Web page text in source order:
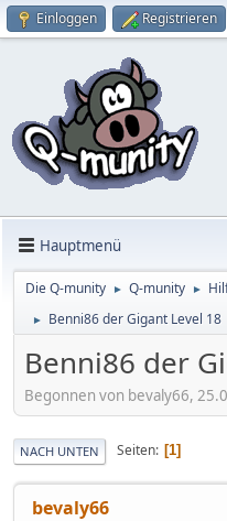
Einloggen Registrieren
Hauptmenü
Die Q-munity ► Q-munity ►
► Benni86 der Gigant Level 18
Benni86 der
Begonnen von bevaly66,
NACH UNTEN Seiten 1
bevaly66